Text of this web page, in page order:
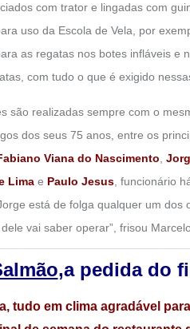
com trator e lingadas com
uso da Escola de Vela, por
as regatas nos botes infláveis e
com tudo o que é exigido
são realizadas sempre com o
dos seus 75 anos, entre os
Viana do Nascimento
Lima e Paulo Jesus , funcionário
está de folga qualquer um dos
dele vai saber operar”, frisou
,a pedida do
tudo em clima agradável